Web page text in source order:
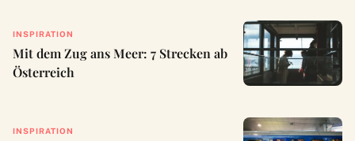
INSPIRATION
Mit dem Zug ans Meer: 7 Strecken ab
Österreich
INSPIRATION